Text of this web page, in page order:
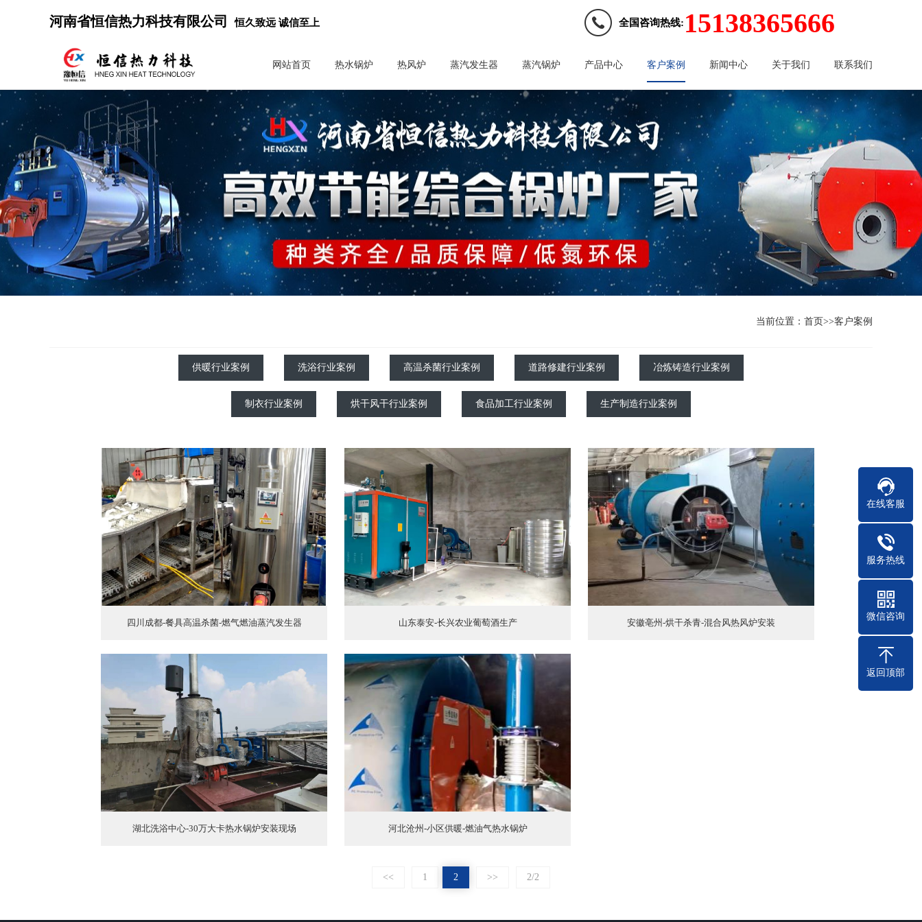
河南省恒信热力科技有限公司 恒久致远 诚信至上 全国咨询热线: 15138365666
网站首页 热水锅炉 热风炉 蒸汽发生器 蒸汽锅炉 产品中心 客户案例 新闻中心 关于我们 联系我们
当前位置： 首页>>客户案例
供暖行业案例 洗浴行业案例 高温杀菌行业案例 道路修建行业案例 冶炼铸造行业案例
制衣行业案例 烘干风干行业案例 食品加工行业案例 生产制造行业案例
四川成都-餐具高温杀菌-燃气燃油蒸汽发生器 山东泰安-长兴农业葡萄酒生产 安徽亳州-烘干杀青-混合风热风炉安装
湖北洗浴中心-30万大卡热水锅炉安装现场 河北沧州-小区供暖-燃油气热水锅炉
<< 1 2 >> 2/2
在线客服
服务热线
微信咨询
返回顶部